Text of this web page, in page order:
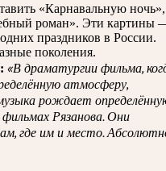
«Карнавальную ночь»,
роман». Эти картины
праздников в России.
поколения.
«В драматургии фильма,
атмосферу,
рождает
Рязанова. Они
где им и место.